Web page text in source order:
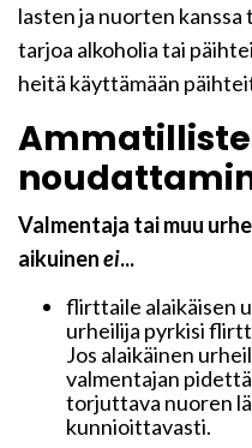
lasten ja nuorten
tarjoa alkoholia tai
heitä käyttämään
Valmentaja tai muu
aikuinenei...
flirttaile alaikäisen
urheilija pyrkisi
Jos alaikäinen
valmentajan
torjuttava nuoren
kunnioittavasti.